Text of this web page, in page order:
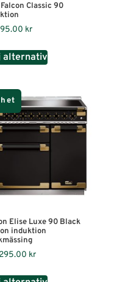
Falcon Classic 90
kr
alternativ
Elise Luxe 90 Black
induktion
kr